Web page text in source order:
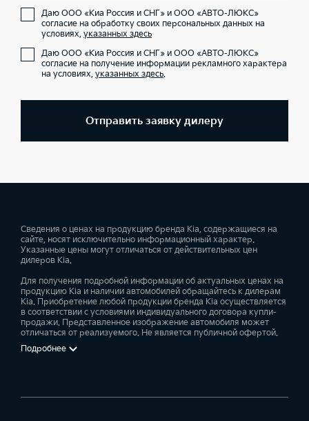
Даю ООО «Киа Россия и СНГ» и ООО «АВТО-ЛЮКС»
согласие на обработку своих персональных данных на
условиях, указанных здесь
Даю ООО «Киа Россия и СНГ» и ООО «АВТО-ЛЮКС»
согласие на получение информации рекламного характера
на условиях, указанных здесь.
Отправить заявку дилеру
Сведения о ценах на продукцию бренда Kia, содержащиеся на
сайте, носят исключительно информационный характер.
Указанные цены могут отличаться от действительных цен
дилеров Kia.
Для получения подробной информации об актуальных ценах на
продукцию Kia и наличии автомобилей обращайтесь к дилерам
Kia. Приобретение любой продукции бренда Kia осуществляется
в соответствии с условиями индивидуального договора купли-
продажи. Представленное изображение автомобиля может
отличаться от реализуемого. Не является публичной офертой.
Подробнее